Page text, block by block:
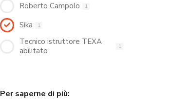
Roberto Campolo 1
Sika 1
Tecnico istruttore TEXA
abilitato
1
Per saperne di più: